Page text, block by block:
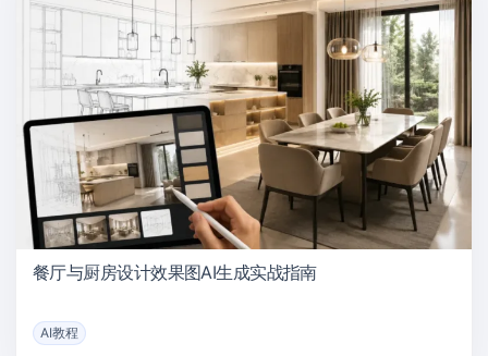
餐厅与厨房设计效果图AI生成实战指南
AI教程